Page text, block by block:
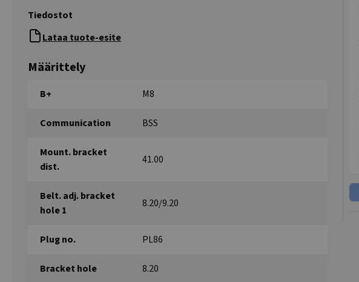
Tiedostot
Lataa tuote-esite
Määrittely
B+ M8
Communication BSS
Mount. bracket
dist.
41.00
Belt. adj. bracket
hole 1
8.20/9.20
Plug no. PL86
Bracket hole 8.20